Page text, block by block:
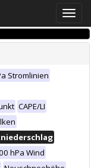
Toggle
Stromlinien
CAPE/LI
hPa Wind